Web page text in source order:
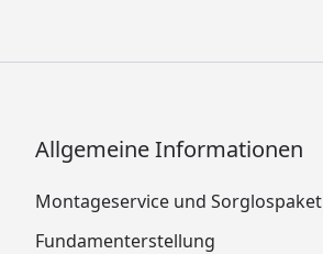
Allgemeine Informationen
Montageservice und Sorglospaket
Fundamenterstellung